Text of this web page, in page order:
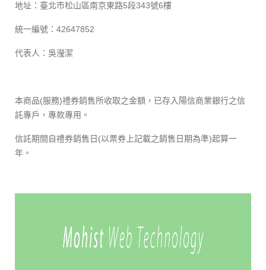
地址：臺北市松山區南京東路5段343號6樓
統一編號：42647852
代表人：吳瀅潔
本商品(服務)禮券銷售所收取之金額，已存入陽信商業銀行之信
託專戶，專款專用。
信託期間自禮券銷售日(以票券上記載之銷售日期為準)起算一
年。